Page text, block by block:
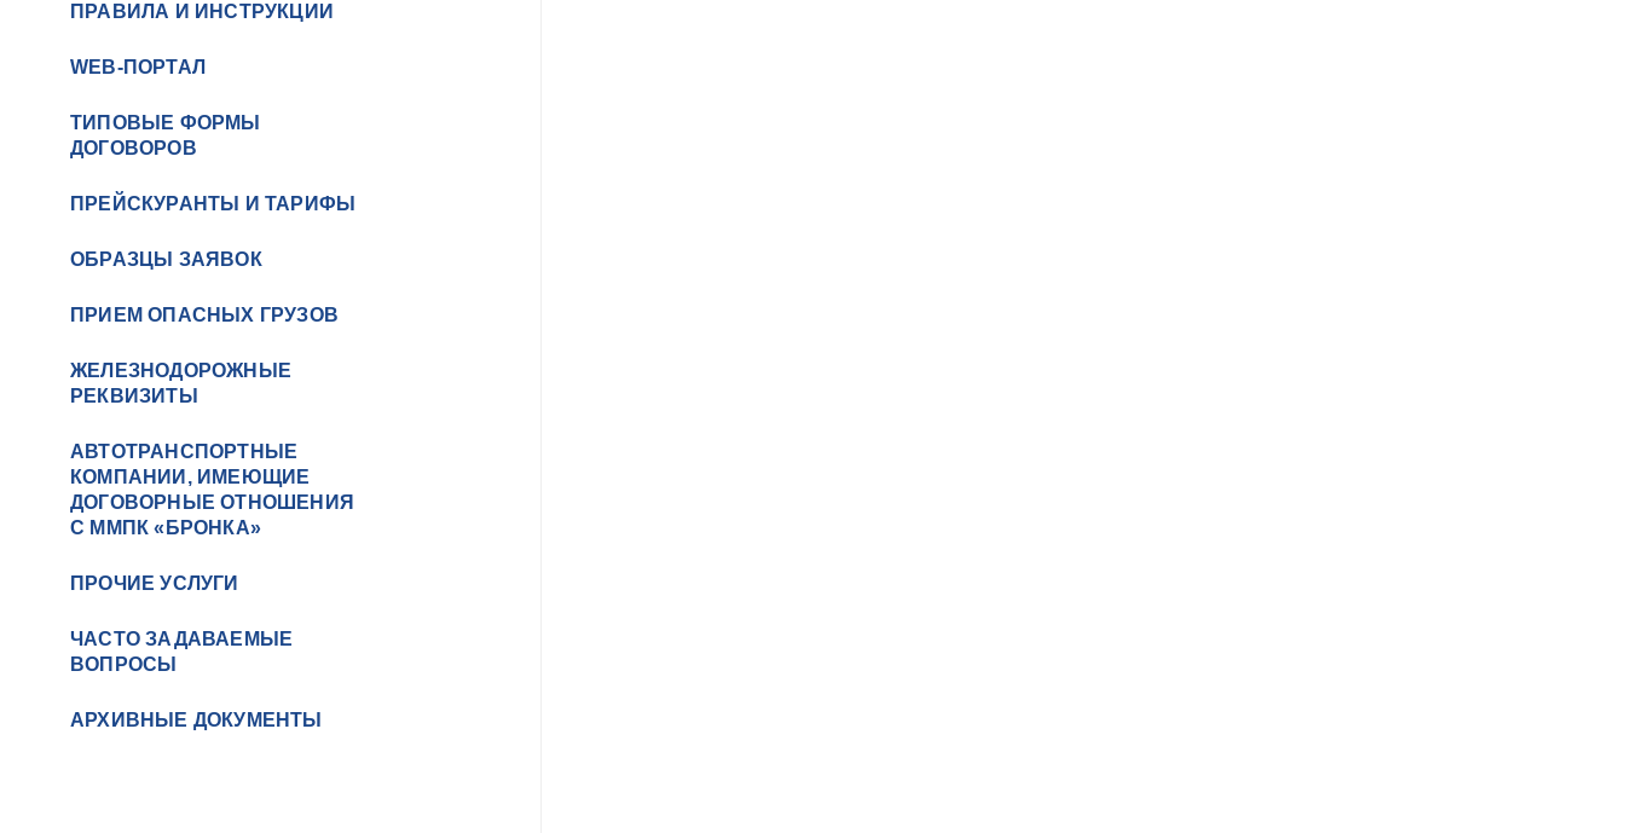
ПРАВИЛА И ИНСТРУКЦИИ
WEB-ПОРТАЛ
ТИПОВЫЕ ФОРМЫ
ДОГОВОРОВ
ПРЕЙСКУРАНТЫ И ТАРИФЫ
ОБРАЗЦЫ ЗАЯВОК
ПРИЕМ ОПАСНЫХ ГРУЗОВ
ЖЕЛЕЗНОДОРОЖНЫЕ
РЕКВИЗИТЫ
АВТОТРАНСПОРТНЫЕ
КОМПАНИИ, ИМЕЮЩИЕ
ДОГОВОРНЫЕ ОТНОШЕНИЯ
С ММПК «БРОНКА»
ПРОЧИЕ УСЛУГИ
ЧАСТО ЗАДАВАЕМЫЕ
ВОПРОСЫ
АРХИВНЫЕ ДОКУМЕНТЫ